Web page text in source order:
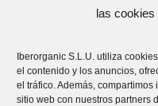
las cookies
Iberorganic S.L.U. utiliza
el contenido y los anuncios,
el tráfico. Además,
sitio web con nuestros partners
Cuidado Personal
Ducha terapéutica
Botella eco 500ml
Filtración y